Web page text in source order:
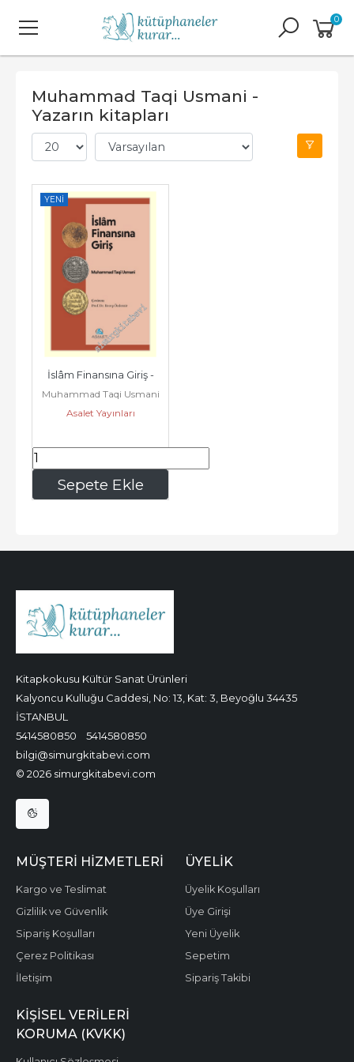
0
Muhammad Taqi Usmani -
Yazarın kitapları
YENI
Sepete Ekle
İslâm Finansına Giriş -
Muhammad Taqi Usmani
Asalet Yayınları
227,50
Kitapkokusu Kültür Sanat Ürünleri
Kalyoncu Kulluğu Caddesi, No: 13, Kat: 3, Beyoğlu 34435
İSTANBUL
5414580850
5414580850
bilgi@simurgkitabevi.com
© 2026 simurgkitabevi.com
MÜŞTERI HIZMETLERI
Kargo ve Teslimat
Gizlilik ve Güvenlik
Sipariş Koşulları
Çerez Politikası
İletişim
ÜYELIK
Üyelik Koşulları
Üye Girişi
Yeni Üyelik
Sepetim
Sipariş Takibi
KIŞISEL VERILERI
KORUMA (KVKK)